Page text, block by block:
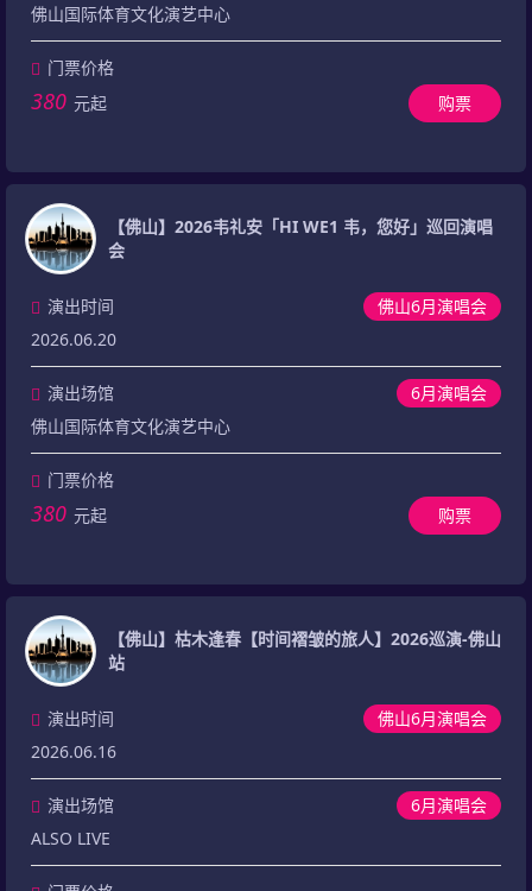
佛山国际体育文化演艺中心
门票价格
380 元起 购票
【佛山】2026韦礼安「HI WE1 韦，您好」巡回演唱
会
佛山6月演唱会
演出时间
2026.06.20
6月演唱会
演出场馆
佛山国际体育文化演艺中心
门票价格
380 元起 购票
【佛山】枯木逢春【时间褶皱的旅人】2026巡演-佛山
站
佛山6月演唱会
演出时间
2026.06.16
6月演唱会
演出场馆
ALSO LIVE